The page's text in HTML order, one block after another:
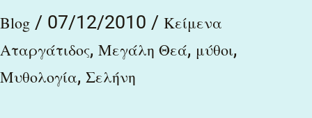
Blog / 07/12/2010 / Κείμενα
Αταργάτιδος, Μεγάλη Θεά, μύθοι,
Μυθολογία, Σελήνη
Σεμιράμιδος